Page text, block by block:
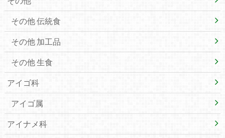
その他 伝統食
その他 加工品
その他 生食
アイゴ科
アイゴ属
アイナメ科